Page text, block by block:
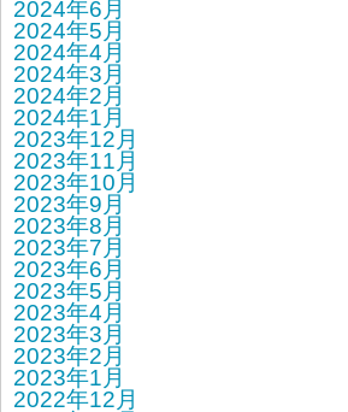
2024年6月
2024年5月
2024年4月
2024年3月
2024年2月
2024年1月
2023年12月
2023年11月
2023年10月
2023年9月
2023年8月
2023年7月
2023年6月
2023年5月
2023年4月
2023年3月
2023年2月
2023年1月
2022年12月